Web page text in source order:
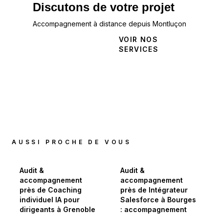
Discutons de votre projet
Accompagnement à distance depuis Montluçon
VOIR NOS
SERVICES
AUSSI PROCHE DE VOUS
Audit &
accompagnement
près de Coaching
individuel IA pour
dirigeants à Grenoble
Audit &
accompagnement
près de Intégrateur
Salesforce à Bourges
: accompagnement